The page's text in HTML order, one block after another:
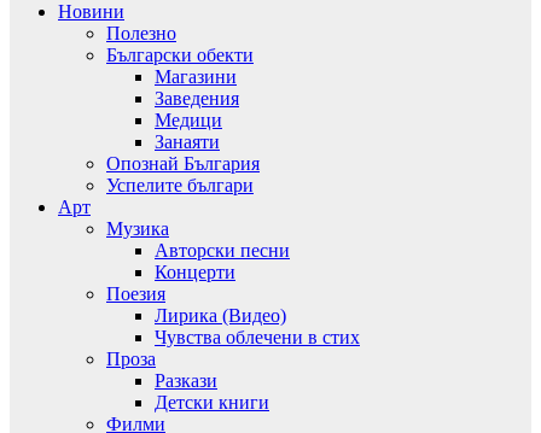
Новини
Полезно
Български обекти
Магазини
Заведения
Медици
Занаяти
Опознай България
Успелите българи
Арт
Музика
Авторски песни
Концерти
Поезия
Лирика (Видео)
Чувства облечени в стих
Проза
Разкази
Детски книги
Филми